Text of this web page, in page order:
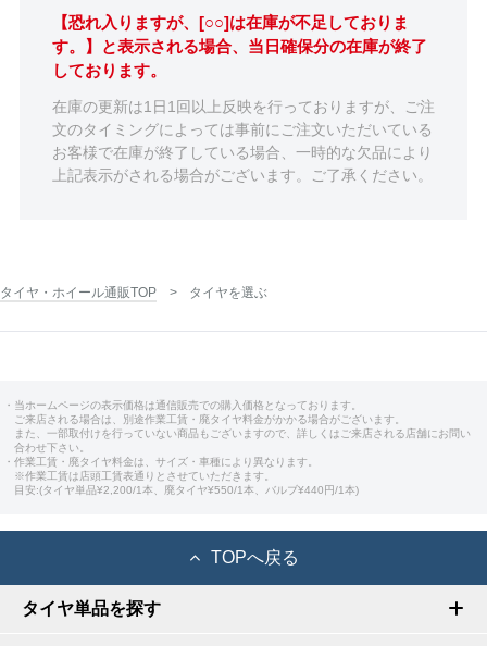
【恐れ入りますが、[○○]は在庫が不足しておりま
す。】と表示される場合、当日確保分の在庫が終了
しております。
在庫の更新は1日1回以上反映を行っておりますが、ご注
文のタイミングによっては事前にご注文いただいている
お客様で在庫が終了している場合、一時的な欠品により
上記表示がされる場合がございます。ご了承ください。
タイヤ・ホイール通販TOP タイヤを選ぶ
・当ホームページの表示価格は通信販売での購入価格となっております。
ご来店される場合は、別途作業工賃・廃タイヤ料金がかかる場合がございます。
また、一部取付けを行っていない商品もございますので、詳しくはご来店される店舗にお問い
合わせ下さい。
・作業工賃・廃タイヤ料金は、サイズ・車種により異なります。
※作業工賃は店頭工賃表通りとさせていただきます。
目安:(タイヤ単品¥2,200/1本、廃タイヤ¥550/1本、バルブ¥440円/1本)
TOPへ戻る
タイヤ単品を探す